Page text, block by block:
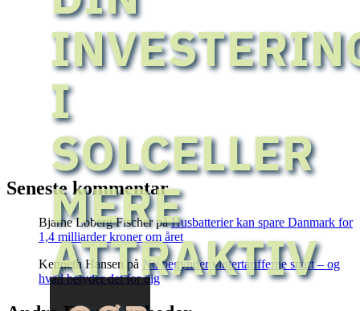
I
SOLCELLER
MERE
ATTRAKTIV
Seneste kommentar
Bjarne Loberg FischerpåHusbatterier kan spare Danmark for
1,4 milliarder kroner om året
Kenneth Hansen på Nu begynder vintertarifferne snart – og
hvad betyder det for dig